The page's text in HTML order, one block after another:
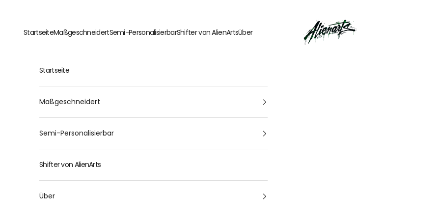
AlienArts
StartseiteMaßgeschneidertSemi-PersonalisierbarShifter von AlienArtsÜber
Startseite
Maßgeschneidert
Semi-Personalisierbar
Shifter von AlienArts
Über